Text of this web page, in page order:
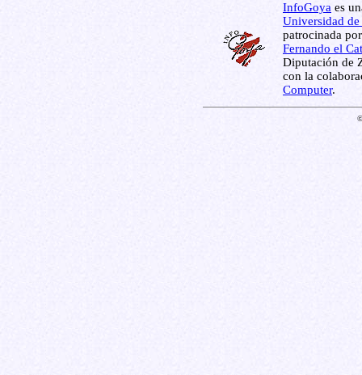
InfoGoya es
Universidad de
patrocinada
Fernando el
Diputación de
con la
Computer.